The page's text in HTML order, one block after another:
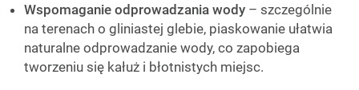
Wspomaganie odprowadzania wody – szczególnie
na terenach o gliniastej glebie, piaskowanie ułatwia
naturalne odprowadzanie wody, co zapobiega
tworzeniu się kałuż i błotnistych miejsc.